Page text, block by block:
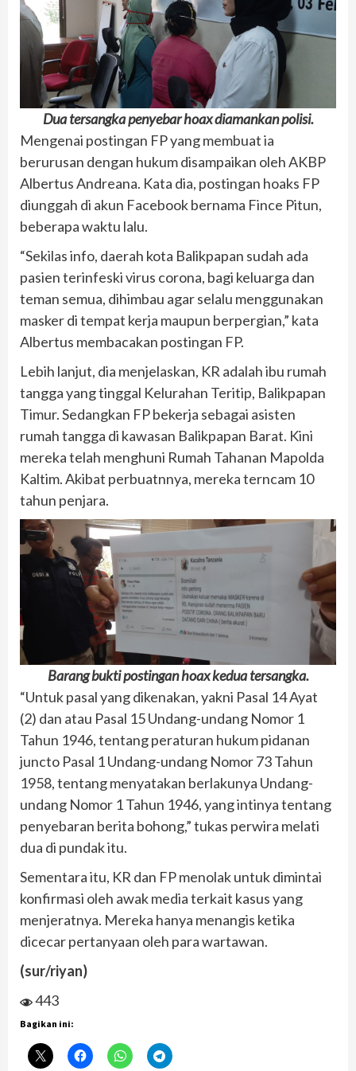
Dua tersangka penyebar hoax diamankan polisi.
Mengenai postingan FP yang membuat ia
berurusan dengan hukum disampaikan oleh AKBP
Albertus Andreana. Kata dia, postingan hoaks FP
diunggah di akun Facebook bernama Fince Pitun,
beberapa waktu lalu.
“Sekilas info, daerah kota Balikpapan sudah ada
pasien terinfeski virus corona, bagi keluarga dan
teman semua, dihimbau agar selalu menggunakan
masker di tempat kerja maupun berpergian,” kata
Albertus membacakan postingan FP.
Lebih lanjut, dia menjelaskan, KR adalah ibu rumah
tangga yang tinggal Kelurahan Teritip, Balikpapan
Timur. Sedangkan FP bekerja sebagai asisten
rumah tangga di kawasan Balikpapan Barat. Kini
mereka telah menghuni Rumah Tahanan Mapolda
Kaltim. Akibat perbuatnnya, mereka terncam 10
tahun penjara.
Barang bukti postingan hoax kedua tersangka.
“Untuk pasal yang dikenakan, yakni Pasal 14 Ayat
(2) dan atau Pasal 15 Undang-undang Nomor 1
Tahun 1946, tentang peraturan hukum pidanan
juncto Pasal 1 Undang-undang Nomor 73 Tahun
1958, tentang menyatakan berlakunya Undang-
undang Nomor 1 Tahun 1946, yang intinya tentang
penyebaran berita bohong,” tukas perwira melati
dua di pundak itu.
Sementara itu, KR dan FP menolak untuk dimintai
konfirmasi oleh awak media terkait kasus yang
menjeratnya. Mereka hanya menangis ketika
dicecar pertanyaan oleh para wartawan.
(sur/riyan)
443
Bagikan ini: